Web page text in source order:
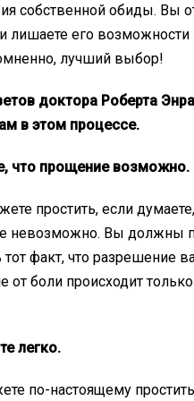
собственной обиды. Вы
лишаете его возможности
лучший выбор!
доктора Роберта
в этом процессе.
что прощение возможно.
простить, если
невозможно. Вы должны
тот факт, что разрешение
от боли происходит
легко.
по-настоящему